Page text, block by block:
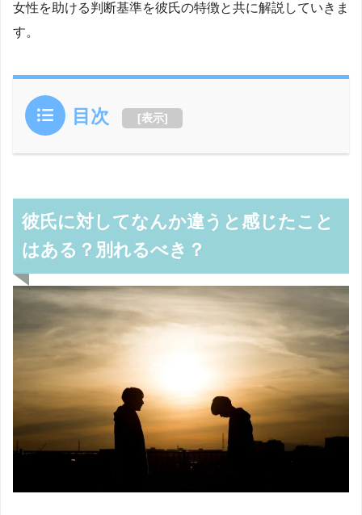
女性を助ける判断基準を彼氏の特徴と共に解説していきま
す。
目次 [表示]
彼氏に対してなんか違うと感じたこと
はある？別れるべき？